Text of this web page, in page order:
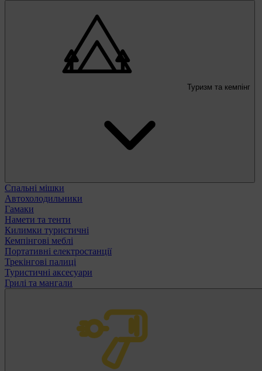
Туризм та кемпінг
Спальні мішки
Автохолодильники
Гамаки
Намети та тенти
Килимки туристичні
Кемпінгові меблі
Портативні електростанції
Трекінгові палиці
Туристичні аксесуари
Грилі та мангали